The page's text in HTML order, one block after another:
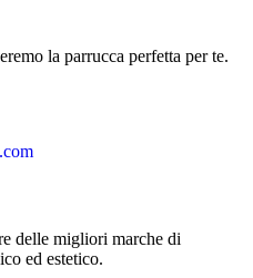
la parrucca perfetta per te.
delle migliori marche di
ed estetico.